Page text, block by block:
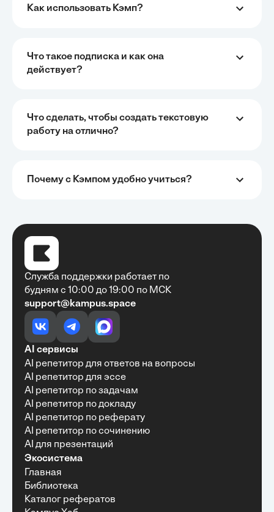
Как использовать Кэмп?
Что такое подписка и как она
действует?
Что сделать, чтобы создать текстовую
работу на отлично?
Почему с Кэмпом удобно учиться?
Служба поддержки работает по
будням с 10:00 до 19:00 по МСК
support@kampus.space
AI сервисы
AI репетитор для ответов на вопросы
AI репетитор для эссе
AI репетитор по задачам
AI репетитор по докладу
AI репетитор по реферату
AI репетитор по сочинению
AI для презентаций
Экосистема
Главная
Библиотека
Каталог рефератов